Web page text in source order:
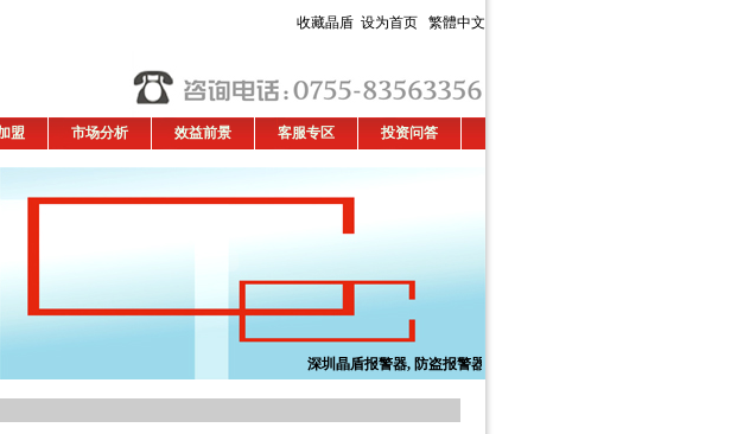
收藏晶盾 设为首页 繁體中文
盟 市场分析 效益前景 客服专区 投资问答
深圳晶盾报警器,防盗报警器,